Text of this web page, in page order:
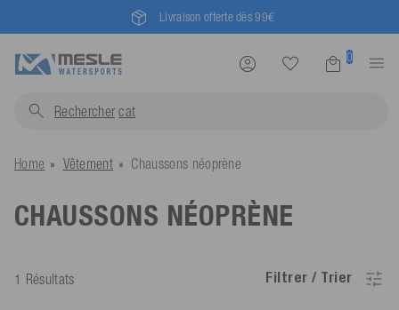
Mesle® - since 1955
0
Rechercher
Home Vêtement Chaussons néoprène
CHAUSSONS NÉOPRÈNE
1 Résultats Filtrer / Trier